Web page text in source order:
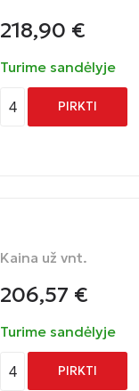
218,90 €
Turime sandėlyje
4 PIRKTI
Kaina už vnt.
206,57 €
Turime sandėlyje
4 PIRKTI